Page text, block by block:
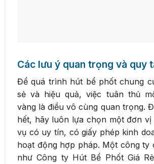
Các lưu ý quan trọng và quy
Để quá trình hút bể phốt chung
sẻ và hiệu quả, việc tuân thủ
vàng là điều vô cùng quan trọng.
hết, hãy luôn lựa chọn một đơn
vụ có uy tín, có giấy phép kinh
hoạt động hợp pháp. Một công ty
như Công ty Hút Bể Phốt Giá